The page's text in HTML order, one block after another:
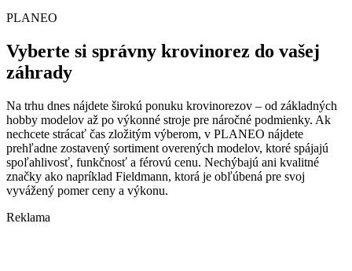
PLANEO
Vyberte si správny krovinorez do vašej
záhrady
Na trhu dnes nájdete širokú ponuku krovinorezov – od základných
hobby modelov až po výkonné stroje pre náročné podmienky. Ak
nechcete strácať čas zložitým výberom, v PLANEO nájdete
prehľadne zostavený sortiment overených modelov, ktoré spájajú
spoľahlivosť, funkčnosť a férovú cenu. Nechýbajú ani kvalitné
značky ako napríklad Fieldmann, ktorá je obľúbená pre svoj
vyvážený pomer ceny a výkonu.
Reklama